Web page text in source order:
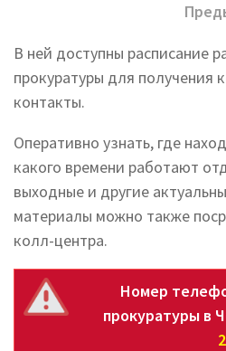
В ней доступны расписание
прокуратуры для получения
контакты.
Оперативно узнать, где
какого времени работают
выходные и другие
материалы можно также
колл-центра.
Номер
прокуратуры в